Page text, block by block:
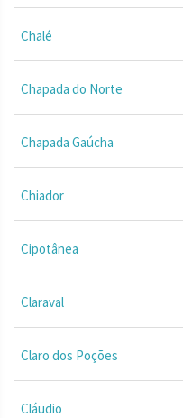
Chalé
Chapada do Norte
Chapada Gaúcha
Chiador
Cipotânea
Claraval
Claro dos Poções
Cláudio